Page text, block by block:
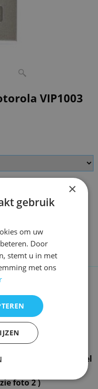
VIP1003
de originele met
voor dit model
foto 2 )
×
gebruik
om uw
Door
stemt u in met
met ons